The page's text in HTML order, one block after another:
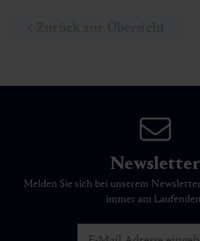
Newsletter
Melden Sie sich bei unserem
immer am